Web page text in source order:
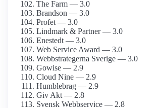
The Farm — 3.0
Brandson — 3.0
Profet — 3.0
Lindmark & Partner — 3.0
Enestedt — 3.0
Web Service Award — 3.0
Webbstrategerna Sverige — 3.0
Gowise — 2.9
Cloud Nine — 2.9
Humblebrag — 2.9
Giv Akt — 2.8
Svensk Webbservice — 2.8